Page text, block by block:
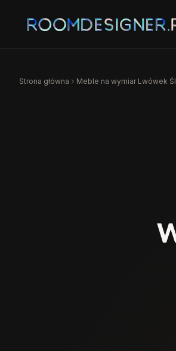
Strona główna Meble na wymiar Lwówek